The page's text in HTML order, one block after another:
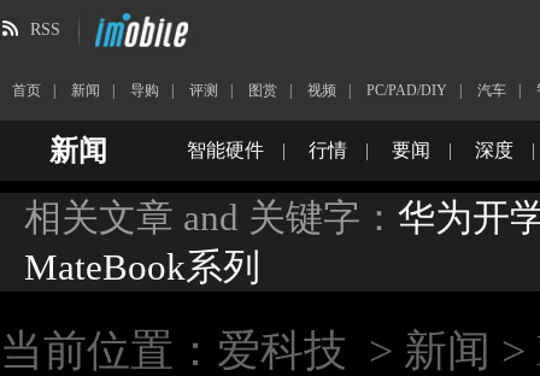
RSS
首页 新闻 导购 评测 图赏 视频 PC/PAD/DIY 汽车
新闻 智能硬件 | 行情 | 要闻 | 深度 |
相关文章 and 关键字： 华为开
MateBook系列
当前位置： 爱科技 > 新闻 >